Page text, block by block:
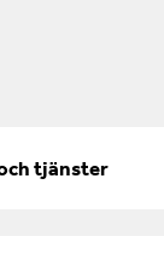
tjänster